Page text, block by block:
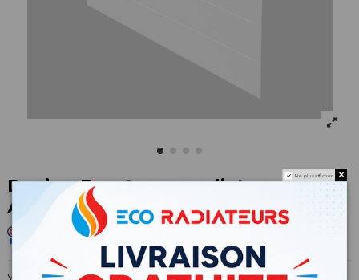
Design Front pour radiateur
AEROFLOW
Vous n'aimez pas les cannelures mais souhaitez tout de même profiter du
Ne plus afficher